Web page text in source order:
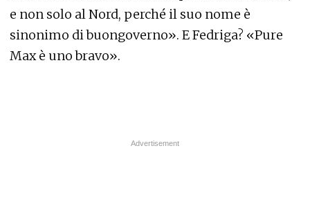
e non solo al Nord, perché il suo nome è
sinonimo di buongoverno». E Fedriga? «Pure
Max è uno bravo».